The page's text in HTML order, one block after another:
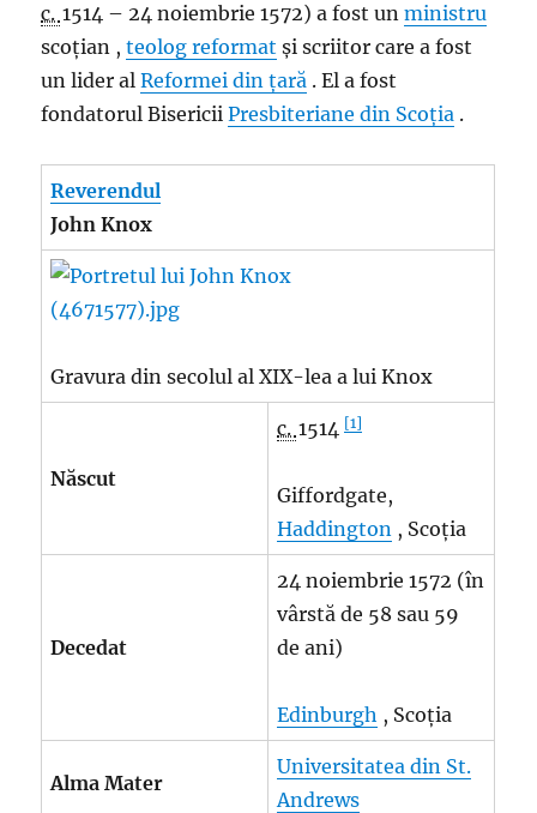
c. 1514 – 24 noiembrie 1572) a fost unministru
scoțian ,teologreformat și scriitor care a fost
un lider alReformei din țară .El a fost
fondatorul BisericiiPresbiterianedin Scoția .
Reverendul
John Knox
Gravura din secolul al XIX-lea a lui Knox
Născut
c. 1514[1]
Giffordgate,
Haddington , Scoția
Decedat
24 noiembrie 1572 (în
vârstă de 58 sau 59
de ani)
Edinburgh , Scoția
Alma Mater
Universitatea din St.
Andrews